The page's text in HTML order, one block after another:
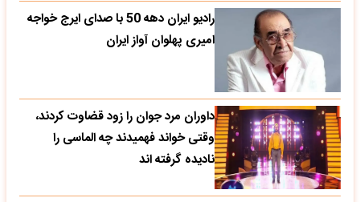
رادیو ایران دهه 50 با صدای ایرج خواجه
امیری پهلوان آواز ایران
داوران مرد جوان را زود قضاوت کردند،
وقتی خواند فهمیدند چه الماسی را
نادیده گرفته اند